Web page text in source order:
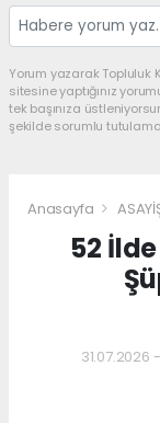
Yorum yazarak Topluluk
sitesine yaptığınız
tek başınıza
şekilde sorumlu
Anasayfa
52
31.07.2026